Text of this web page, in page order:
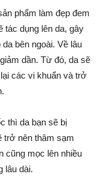
phẩm làm đẹp đem
tác dụng lên da, gây
bên ngoài. Về lâu
dần. Từ đó, da sẽ
các vi khuẩn và trở
thì da bạn sẽ bị
trở nên thâm sạm
cũng mọc lên nhiều
lâu dài.